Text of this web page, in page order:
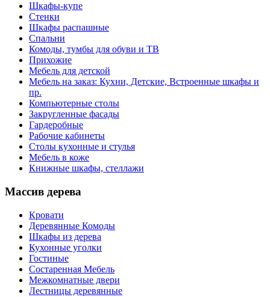
Шкафы-купе
Стенки
Шкафы распашные
Спальни
Комоды, тумбы для обуви и ТВ
Прихожие
Мебель для детской
Мебель на заказ: Кухни, Детские, Встроенные шкафы и
пр.
Компьютерные столы
Закругленные фасады
Гардеробные
Рабочие кабинеты
Столы кухонные и стулья
Мебель в коже
Книжные шкафы, стеллажи
Массив дерева
Кровати
Деревянные Комоды
Шкафы из дерева
Кухонные уголки
Гостиные
Состаренная Мебель
Межкомнатные двери
Лестницы деревянные